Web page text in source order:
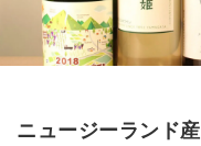
ニュージーランド産